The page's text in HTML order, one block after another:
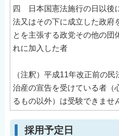
四 日本国憲法施行の日以後
法又はその下に成立した政府
とを主張する政党その他の団
れに加入した者
（注釈）平成11年改正前の
治産の宣告を受けている者（
るもの以外）は受験できませ
採用予定日